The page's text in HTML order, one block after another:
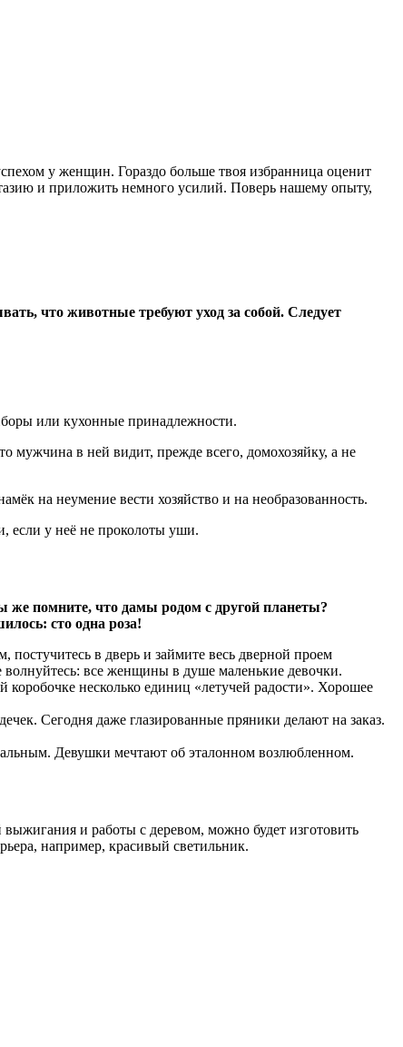
у женщин. Гораздо больше твоя избранница оценит
и приложить немного усилий. Поверь нашему опыту,
что животные требуют уход за собой. Следует
или кухонные принадлежности.
мужчина в ней видит, прежде всего, домохозяйку, а не
на неумение вести хозяйство и на необразованность.
если у неё не проколоты уши.
же помните, что дамы родом с другой планеты?
сто одна роза!
в дверь и займите весь дверной проем
все женщины в душе маленькие девочки.
несколько единиц «летучей радости». Хорошее
Сегодня даже глазированные пряники делают на заказ.
Девушки мечтают об эталонном возлюбленном.
и работы с деревом, можно будет изготовить
например, красивый светильник.